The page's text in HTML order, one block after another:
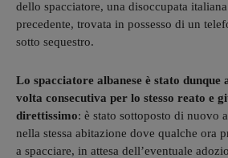
dello spacciatore, una disoccupata
precedente, trovata in possesso di un
sotto sequestro.
Lo spacciatore albanese è stato
volta consecutiva per lo stesso reato e
direttissimo: è stato sottoposto di nuovo
nella stessa abitazione dove qualche ora
a spacciare, in attesa dell’eventuale